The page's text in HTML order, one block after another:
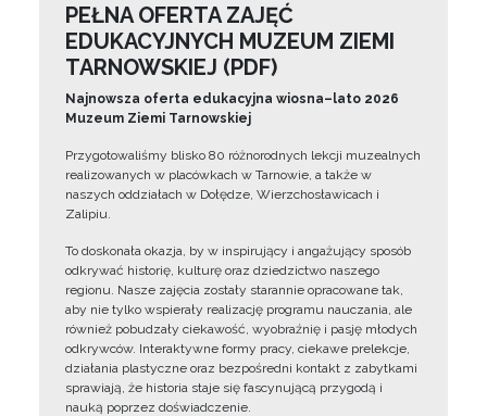
PEŁNA OFERTA ZAJĘĆ
EDUKACYJNYCH MUZEUM ZIEMI
TARNOWSKIEJ (PDF)
Najnowsza oferta edukacyjna wiosna–lato 2026
Muzeum Ziemi Tarnowskiej
Przygotowaliśmy blisko 80 różnorodnych lekcji muzealnych
realizowanych w placówkach w Tarnowie, a także w
naszych oddziałach w Dołędze, Wierzchosławicach i
Zalipiu.
To doskonała okazja, by w inspirujący i angażujący sposób
odkrywać historię, kulturę oraz dziedzictwo naszego
regionu. Nasze zajęcia zostały starannie opracowane tak,
aby nie tylko wspierały realizację programu nauczania, ale
również pobudzały ciekawość, wyobraźnię i pasję młodych
odkrywców. Interaktywne formy pracy, ciekawe prelekcje,
działania plastyczne oraz bezpośredni kontakt z zabytkami
sprawiają, że historia staje się fascynującą przygodą i
nauką poprzez doświadczenie.